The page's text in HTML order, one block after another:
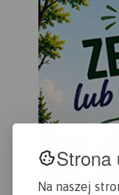
Strona
Na naszej
przydatne turyście.
aktualne przebiegi
pieszych, rowerowych,
konnych, nordic
konnych, łącznie z
kilometrażem.